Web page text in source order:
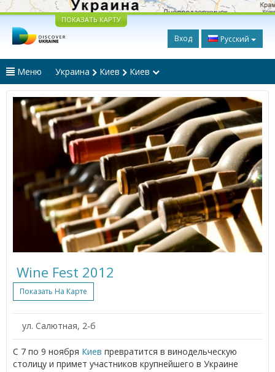
ПОКАЗАТЬ КАРТУ
Вход Русский
Меню Украина Киев Киев
Wine Fest 2012
Показать На Карте
ул. Салютная, 2-б
С 7 по 9 ноября Киев превратится в винодельческую
столицу и примет участников крупнейшего в Украине